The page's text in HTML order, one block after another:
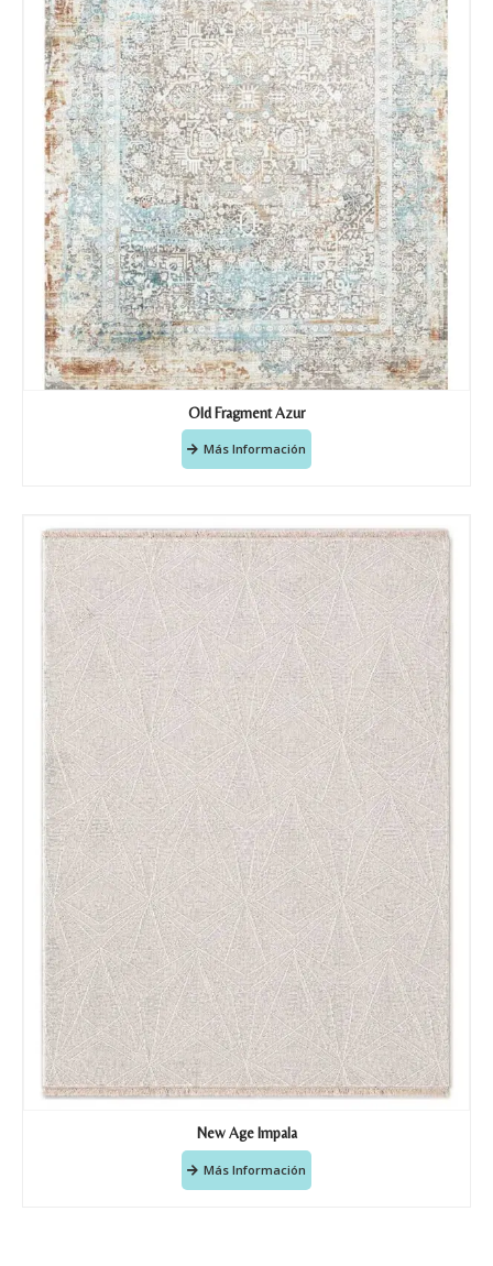
Old Fragment Azur
Más Información
New Age Impala
Más Información